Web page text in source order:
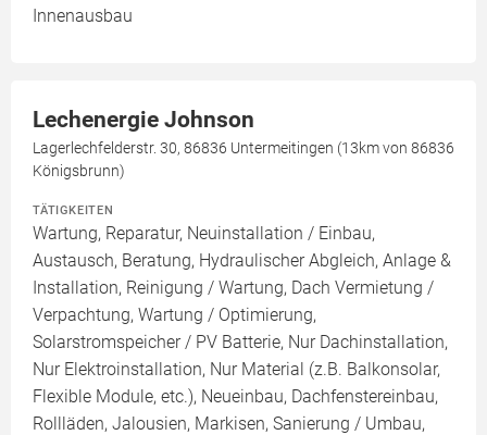
Innenausbau
Lechenergie Johnson
Lagerlechfelderstr. 30, 86836 Untermeitingen (13km von 86836
Königsbrunn)
TÄTIGKEITEN
Wartung, Reparatur, Neuinstallation / Einbau,
Austausch, Beratung, Hydraulischer Abgleich, Anlage &
Installation, Reinigung / Wartung, Dach Vermietung /
Verpachtung, Wartung / Optimierung,
Solarstromspeicher / PV Batterie, Nur Dachinstallation,
Nur Elektroinstallation, Nur Material (z.B. Balkonsolar,
Flexible Module, etc.), Neueinbau, Dachfenstereinbau,
Rollläden, Jalousien, Markisen, Sanierung / Umbau,